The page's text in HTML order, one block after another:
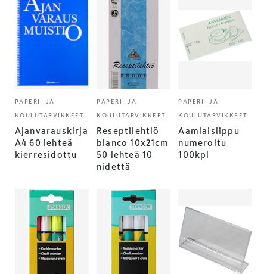
PAPERI- JA
KOULUTARVIKKEET
Ajanvarauskirja
A4 60 lehteä
kierresidottu
PAPERI- JA
KOULUTARVIKKEET
Reseptilehtiö
blanco 10x21cm
50 lehteä 10
nidettä
PAPERI- JA
KOULUTARVIKKEET
Aamiaislippu
numeroitu
100kpl